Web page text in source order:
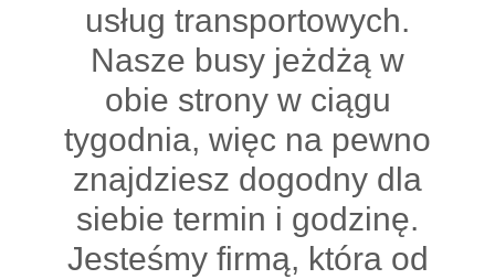
usług transportowych.
Nasze busy jeżdżą w
obie strony w ciągu
tygodnia, więc na pewno
znajdziesz dogodny dla
siebie termin i godzinę.
Jesteśmy firmą, która od